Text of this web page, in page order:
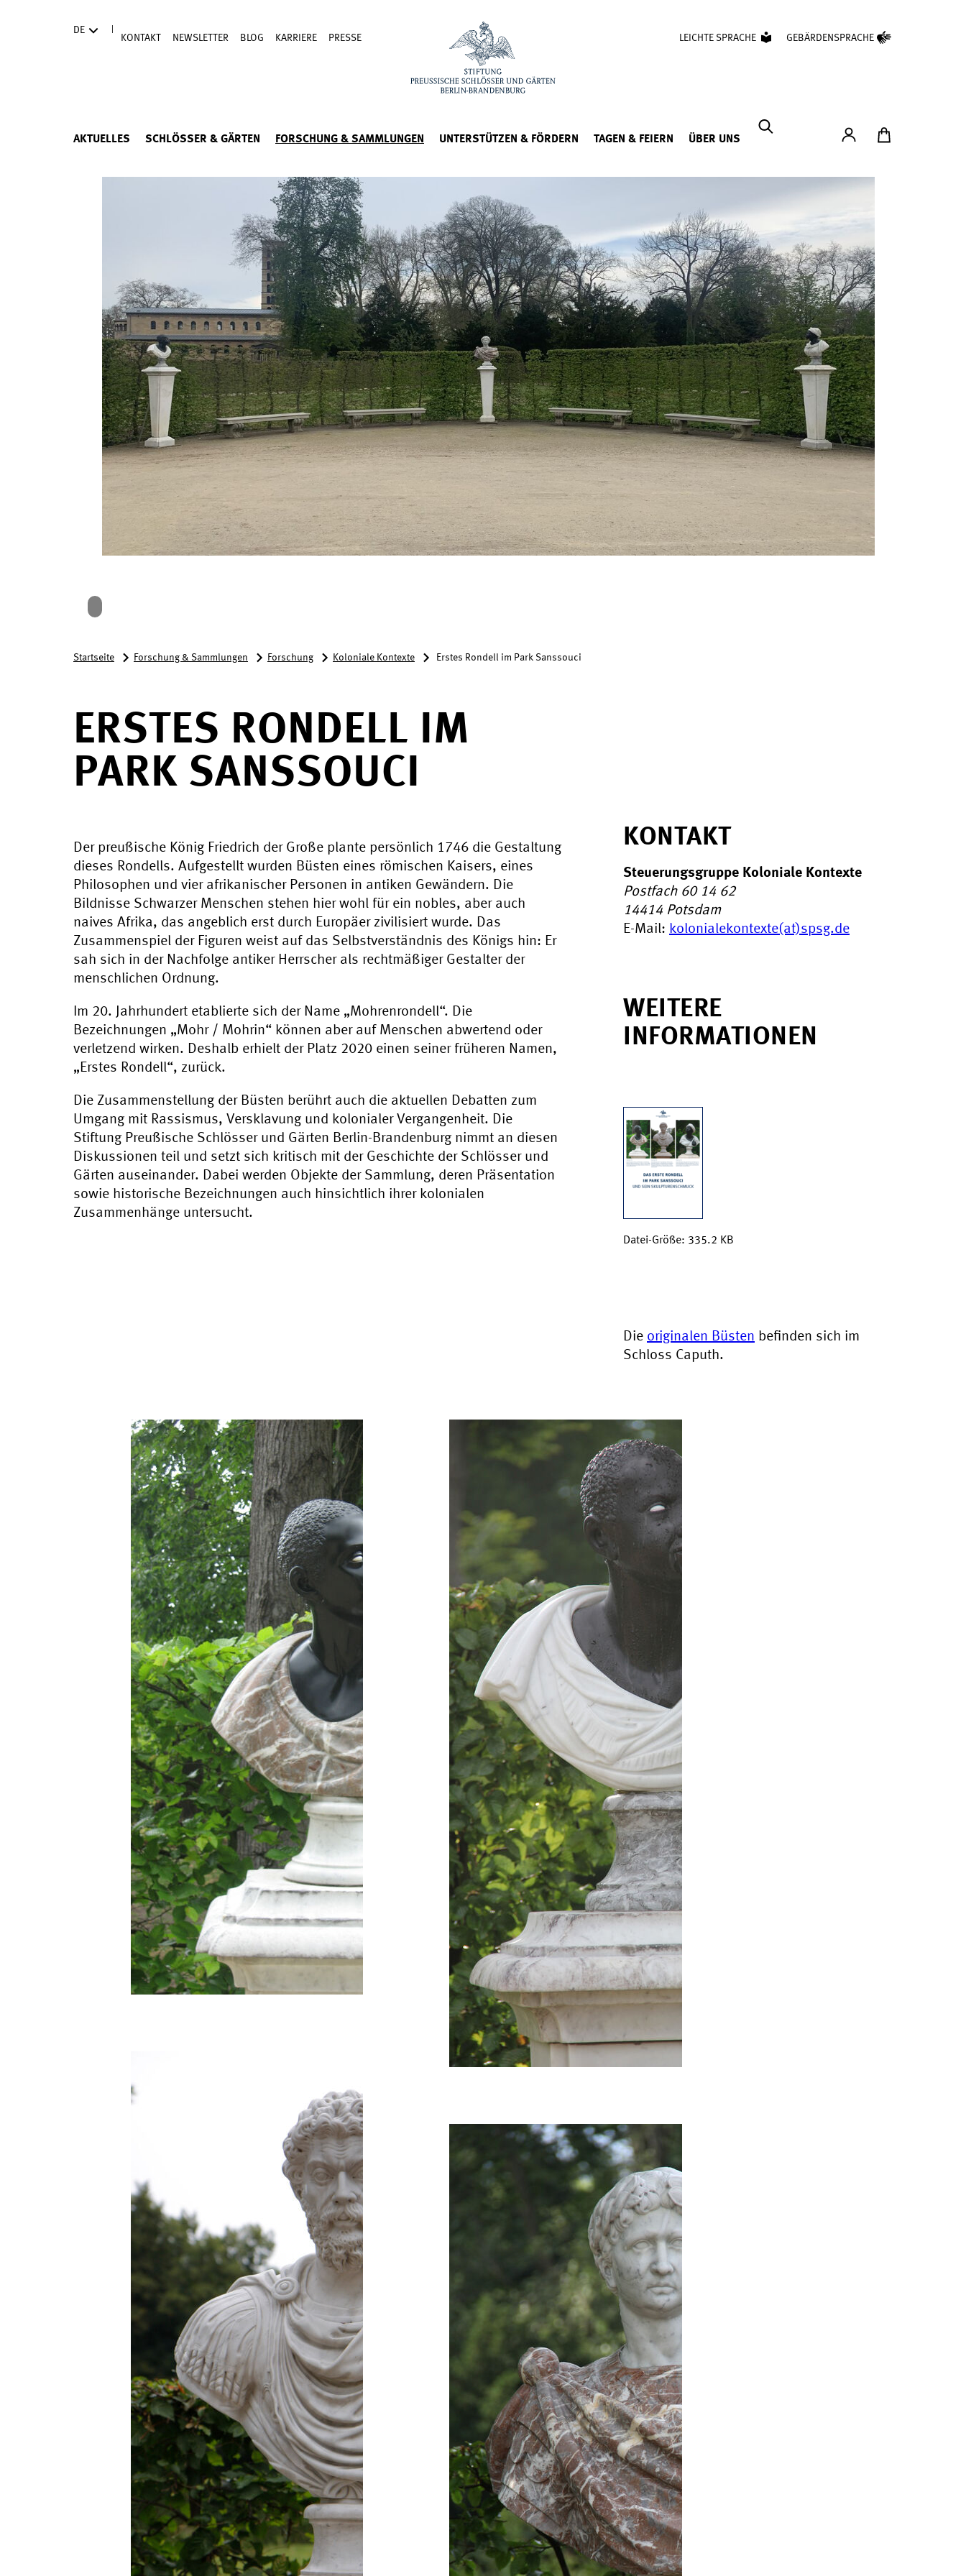
DE
KONTAKT NEWSLETTER BLOG KARRIERE PRESSE LEICHTE SPRACHE GEBÄRDENSPRACHE
AKTUELLES SCHLÖSSER & GÄRTEN FORSCHUNG & SAMMLUNGEN UNTERSTÜTZEN & FÖRDERN TAGEN & FEIERN ÜBER UNS
Konto Zum Ticketshop
Startseite Forschung & Sammlungen Forschung Koloniale Kontexte Erstes Rondell im Park Sanssouci
ERSTES RONDELL IM
PARK SANSSOUCI
Der preußische König Friedrich der Große plante persönlich 1746 die Gestaltung
dieses Rondells. Aufgestellt wurden Büsten eines römischen Kaisers, eines
Philosophen und vier afrikanischer Personen in antiken Gewändern. Die
Bildnisse Schwarzer Menschen stehen hier wohl für ein nobles, aber auch
naives Afrika, das angeblich erst durch Europäer zivilisiert wurde. Das
Zusammenspiel der Figuren weist auf das Selbstverständnis des Königs hin: Er
sah sich in der Nachfolge antiker Herrscher als rechtmäßiger Gestalter der
menschlichen Ordnung.
Im 20. Jahrhundert etablierte sich der Name „Mohrenrondell“. Die
Bezeichnungen „Mohr / Mohrin“ können aber auf Menschen abwertend oder
verletzend wirken. Deshalb erhielt der Platz 2020 einen seiner früheren Namen,
„Erstes Rondell“, zurück.
Die Zusammenstellung der Büsten berührt auch die aktuellen Debatten zum
Umgang mit Rassismus, Versklavung und kolonialer Vergangenheit. Die
Stiftung Preußische Schlösser und Gärten Berlin-Brandenburg nimmt an diesen
Diskussionen teil und setzt sich kritisch mit der Geschichte der Schlösser und
Gärten auseinander. Dabei werden Objekte der Sammlung, deren Präsentation
sowie historische Bezeichnungen auch hinsichtlich ihrer kolonialen
Zusammenhänge untersucht.
KONTAKT
Steuerungsgruppe Koloniale Kontexte
Postfach 60 14 62
14414 Potsdam
E-Mail: kolonialekontexte(at)spsg.de
WEITERE
INFORMATIONEN
Datei-Größe: 335.2 KB
Die originalen Büsten befinden sich im
Schloss Caputh.